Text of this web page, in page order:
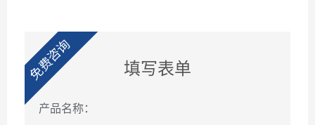
免费咨询 填写表单
产品名称：